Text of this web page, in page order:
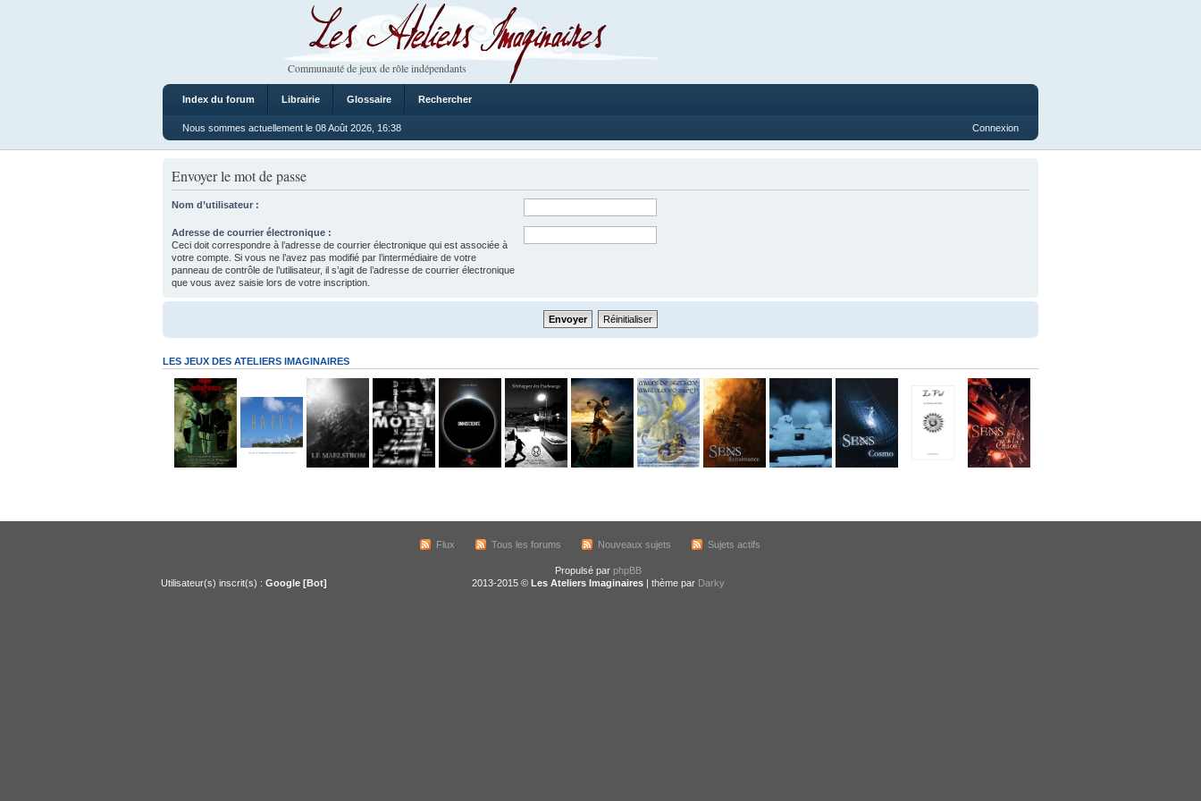
Les Ateliers Imaginaires
Communauté de jeux de rôle indépendants
Index du forum Librairie Glossaire Rechercher
Nous sommes actuellement le 08 Août 2026, 16:38 Connexion
Envoyer le mot de passe
Nom d’utilisateur :
Adresse de courrier électronique :
Ceci doit correspondre à l’adresse de courrier électronique qui est associée à
votre compte. Si vous ne l’avez pas modifié par l’intermédiaire de votre
panneau de contrôle de l’utilisateur, il s’agit de l’adresse de courrier électronique
que vous avez saisie lors de votre inscription.
LES JEUX DES ATELIERS IMAGINAIRES
Flux Tous les forums Nouveaux sujets Sujets actifs
Utilisateur(s) inscrit(s) : Google [Bot]
Propulsé par phpBB
2013-2015 © Les Ateliers Imaginaires | thème par Darky